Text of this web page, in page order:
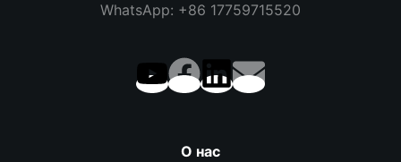
WhatsApp: +86 17759715520
О нас